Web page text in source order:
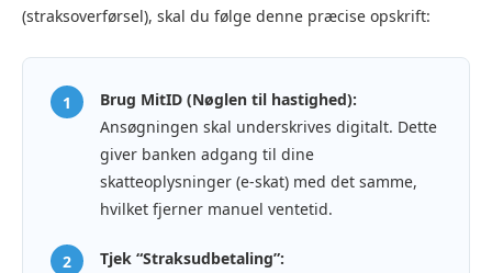
(straksoverførsel), skal du følge denne præcise opskrift:
1
Brug MitID (Nøglen til hastighed):
Ansøgningen skal underskrives digitalt. Dette
giver banken adgang til dine
skatteoplysninger (e-skat) med det samme,
hvilket fjerner manuel ventetid.
2
Tjek “Straksudbetaling”: